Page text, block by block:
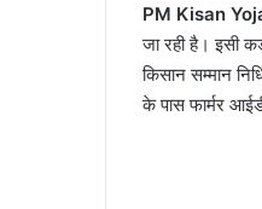
PM Kisan
जा रही है। इसी
किसान सम्मान
के पास फार्मर